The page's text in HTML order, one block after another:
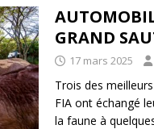
b
o
o
k
er l
GRAND
17 mars 2025
Trois des
FIA ont échangé
la faune à